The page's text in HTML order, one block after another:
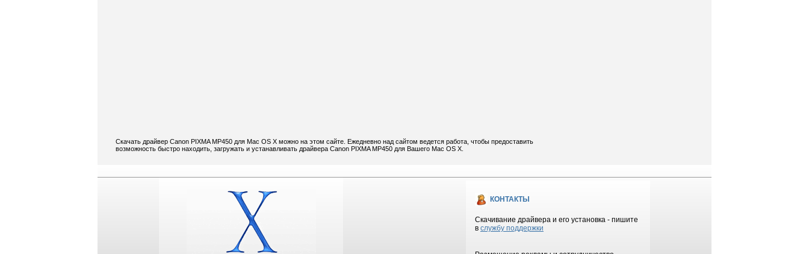
Скачать драйвер Canon PIXMA MP450 для Mac OS X можно на этом сайте. Ежедневно над сайтом ведется работа, чтобы предоставить
возможность быстро находить, загружать и устанавливать драйвера Canon PIXMA MP450 для Вашего Mac OS X.
КОНТАКТЫ
Скачивание драйвера и его установка - пишите
в службу поддержки